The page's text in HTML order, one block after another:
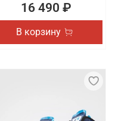
16 490 ₽
В корзину